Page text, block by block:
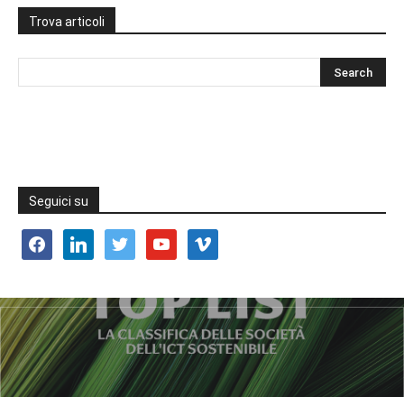
Trova articoli
Seguici su
facebooklinkedin twitter youtube vimeo